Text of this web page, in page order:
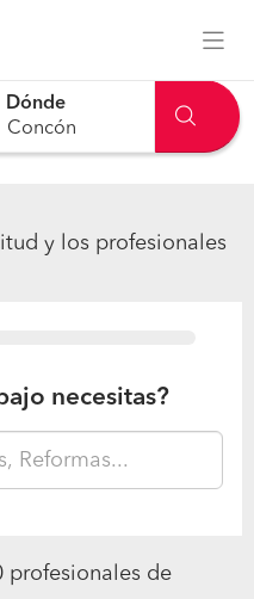
Dónde
y los profesionales
necesitas?
profesionales de